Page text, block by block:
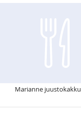
Marianne juustokakku